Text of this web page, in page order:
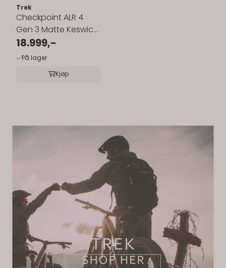
Trek
Checkpoint ALR 4
Gen 3 Matte Keswick
Green to Lichen Fade
18.999,-
På lager
Kjøp